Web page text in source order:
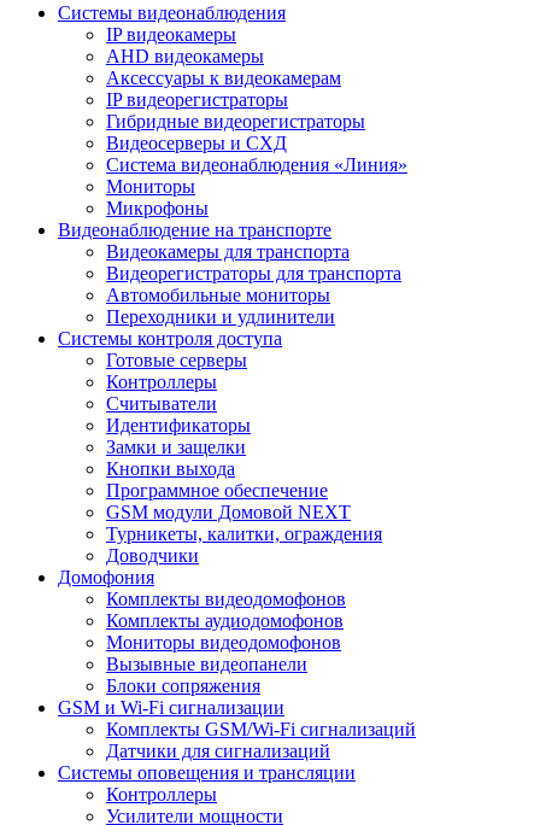
Системы видеонаблюдения
IP видеокамеры
AHD видеокамеры
Аксессуары к видеокамерам
IP видеорегистраторы
Гибридные видеорегистраторы
Видеосерверы и СХД
Система видеонаблюдения «Линия»
Мониторы
Микрофоны
Видеонаблюдение на транспорте
Видеокамеры для транспорта
Видеорегистраторы для транспорта
Автомобильные мониторы
Переходники и удлинители
Системы контроля доступа
Готовые серверы
Контроллеры
Считыватели
Идентификаторы
Замки и защелки
Кнопки выхода
Программное обеспечение
GSM модули Домовой NEXT
Турникеты, калитки, ограждения
Доводчики
Домофония
Комплекты видеодомофонов
Комплекты аудиодомофонов
Мониторы видеодомофонов
Вызывные видеопанели
Блоки сопряжения
GSM и Wi-Fi сигнализации
Комплекты GSM/Wi-Fi сигнализаций
Датчики для сигнализаций
Системы оповещения и трансляции
Контроллеры
Усилители мощности